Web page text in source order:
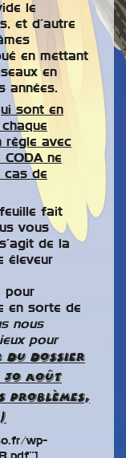
le
et d’autre
en mettant
en
années.
sont en
règle avec
ne
cas de
fait
vous
de la
éleveur
pour
en sorte de
nous
pour
du dossier
30 août
problèmes,
wp-